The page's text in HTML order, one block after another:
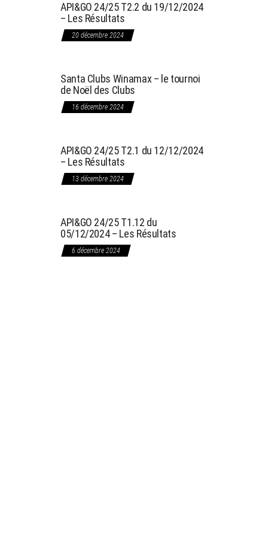
API&GO 24/25 T2.2 du 19/12/2024
– Les Résultats
20 décembre 2024
Santa Clubs Winamax – le tournoi
de Noël des Clubs
16 décembre 2024
API&GO 24/25 T2.1 du 12/12/2024
– Les Résultats
13 décembre 2024
API&GO 24/25 T1.12 du
05/12/2024 – Les Résultats
6 décembre 2024